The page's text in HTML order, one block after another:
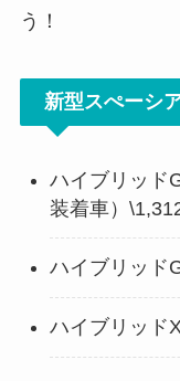
う！
新型スぺーシ
ハイブリッド
装着車）
ハイブリッ
ハイブリッ